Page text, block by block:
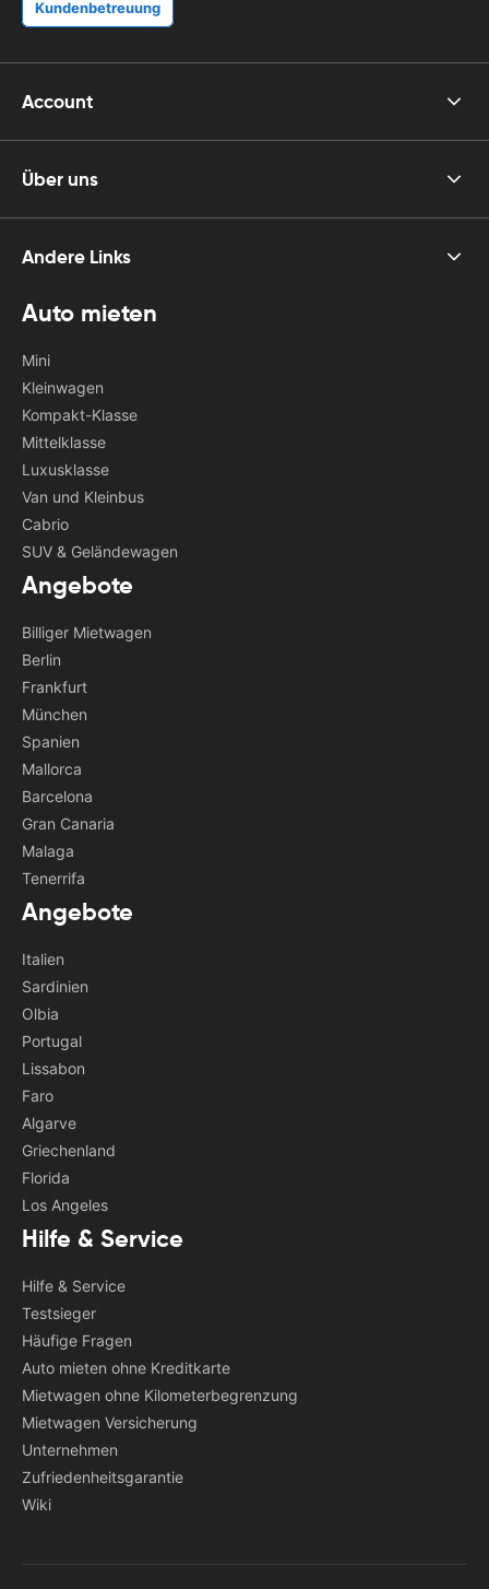
Kundenbetreuung
Account
Über uns
Andere Links
Auto mieten
Mini
Kleinwagen
Kompakt-Klasse
Mittelklasse
Luxusklasse
Van und Kleinbus
Cabrio
SUV & Geländewagen
Angebote
Billiger Mietwagen
Berlin
Frankfurt
München
Spanien
Mallorca
Barcelona
Gran Canaria
Malaga
Tenerrifa
Angebote
Italien
Sardinien
Olbia
Portugal
Lissabon
Faro
Algarve
Griechenland
Florida
Los Angeles
Hilfe & Service
Hilfe & Service
Testsieger
Häufige Fragen
Auto mieten ohne Kreditkarte
Mietwagen ohne Kilometerbegrenzung
Mietwagen Versicherung
Unternehmen
Zufriedenheitsgarantie
Wiki